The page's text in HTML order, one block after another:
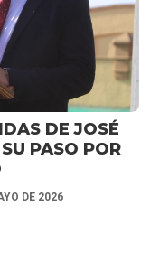
DE JOSÉ
PASO POR
DE 2026